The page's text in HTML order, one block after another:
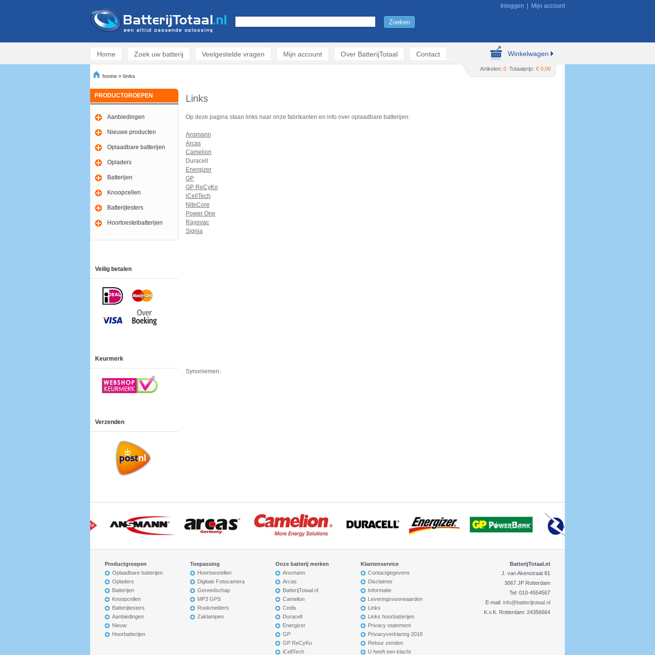
Inloggen Mijn account
Home Zoek uw batterij Veelgestelde vragen Mijn account Over BatterijTotaal Contact Winkelwagen
Artikelen: 0 Totaalprijs: € 0,00
home » links
PRODUCTGROEPEN
Aanbiedingen
Nieuwe producten
Oplaadbare batterijen
Opladers
Batterijen
Knoopcellen
Batterijtesters
Hoortoestelbatterijen
Veilig betalen
Keurmerk
Verzenden
Links
Op deze pagina staan links naar onze fabrikanten en info over oplaadbare batterijen:
Ansmann
Arcas
Camelion
Duracell
Energizer
GP
GP ReCyKo
iCellTech
NiteCore
Power One
Rayovac
Signia
Synoniemen:
Productgroepen
Oplaadbare batterijen
Opladers
Batterijen
Knoopcellen
Batterijtesters
Aanbiedingen
Nieuw
Hoorbatterijen
Toepassing
Hoortoestellen
Digitale Fotocamera
Gereedschap
MP3 GPS
Rookmelders
Zaklampen
Onze batterij merken
Ansmann
Arcas
BatterijTotaal.nl
Camelion
Cedis
Duracell
Energizer
GP
GP ReCyKo
iCellTech
Klantenservice
Contactgegevens
Disclaimer
Informatie
Leveringsvoorwaarden
Links
Links hoorbatterijen
Privacy statement
Privacyverklaring 2018
Retour zenden
U heeft een klacht
BatterijTotaal.nl
J. van Akenstraat 81
3067 JP Rotterdam
Tel: 010-4554567
E-mail: info@batterijtotaal.nl
K.v.K. Rotterdam: 24356664